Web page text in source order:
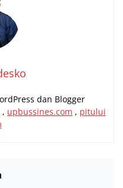
dan Blogger
, upbussines.com , pitului